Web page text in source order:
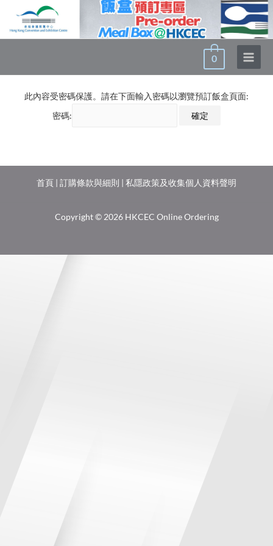
0
此內容受密碼保護。請在下面輸入密碼以瀏覽預訂飯盒頁面:
密碼:
首頁 | 訂購條款與細則 | 私隱政策及收集個人資料聲明
Copyright © 2026 HKCEC Online Ordering